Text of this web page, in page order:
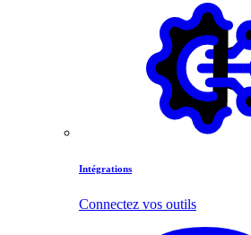
Intégrations
Connectez vos outils